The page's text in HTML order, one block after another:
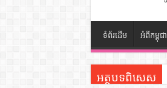
ទំព័រដើម អំពីកម្ពុជា
អត្ថបទពិសេស